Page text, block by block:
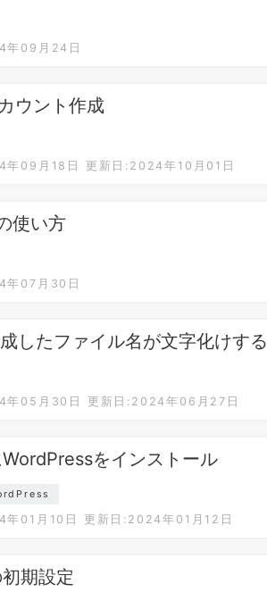
年09月24日
ウント作成
年09月18日 更新日:2024年10月01日
使い方
年07月30日
したファイル名が文字化けする
年05月30日 更新日:2024年06月27日
をインストール
01月10日 更新日:2024年01月12日
期設定